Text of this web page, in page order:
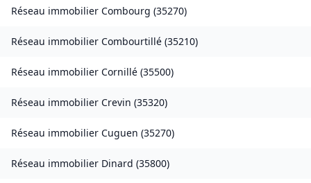
Réseau immobilier Combourg (35270)
Réseau immobilier Combourtillé (35210)
Réseau immobilier Cornillé (35500)
Réseau immobilier Crevin (35320)
Réseau immobilier Cuguen (35270)
Réseau immobilier Dinard (35800)